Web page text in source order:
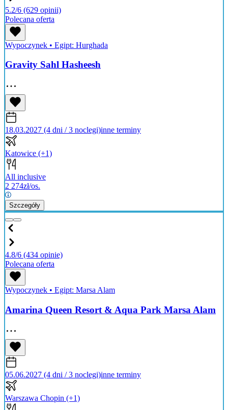
5.2/6 (629 opinii)
Polecana oferta
Wypoczynek • Egipt: Hurghada
Gravity Sahl Hasheesh
18.03.2027 (4 dni / 3 noclegi)inne terminy
Katowice (+1)
All inclusive
2 274zł/os.
Szczegóły
4.8/6 (434 opinie)
Polecana oferta
Wypoczynek • Egipt: Marsa Alam
Amarina Queen Resort & Aqua Park Marsa Alam
05.06.2027 (4 dni / 3 noclegi)inne terminy
Warszawa Chopin (+1)